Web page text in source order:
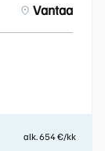
Vantaa
alk. 654 €/kk